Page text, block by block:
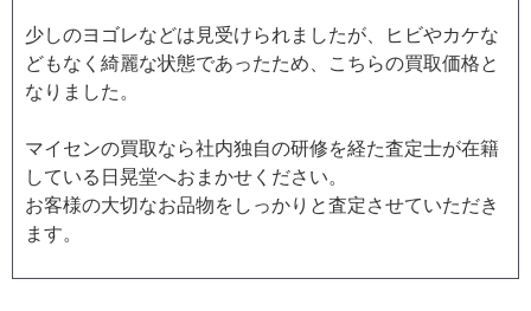
少しのヨゴレなどは見受けられましたが、ヒビやカケな
どもなく綺麗な状態であったため、こちらの買取価格と
なりました。
マイセンの買取なら社内独自の研修を経た査定士が在籍
している日晃堂へおまかせください。
お客様の大切なお品物をしっかりと査定させていただき
ます。